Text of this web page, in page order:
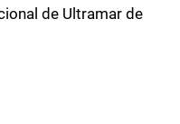
de Ultramar de